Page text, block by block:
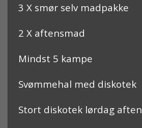
3 X smør selv madpakke
2 X aftensmad
Mindst 5 kampe
Svømmehal med diskotek
Stort diskotek lørdag aften